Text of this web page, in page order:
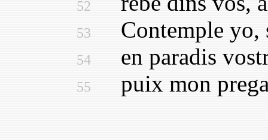
52
53 Contemple yo,
54 en paradis
55 puix mon